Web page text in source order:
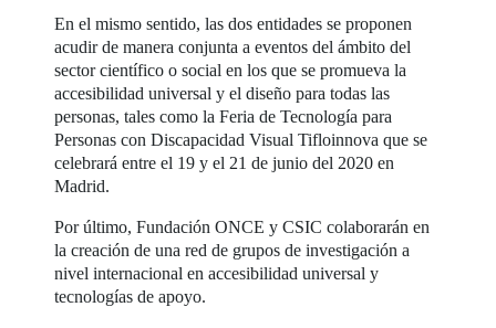
En el mismo sentido, las dos entidades se proponen
acudir de manera conjunta a eventos del ámbito del
sector científico o social en los que se promueva la
accesibilidad universal y el diseño para todas las
personas, tales como la Feria de Tecnología para
Personas con Discapacidad Visual Tifloinnova que se
celebrará entre el 19 y el 21 de junio del 2020 en
Madrid.
Por último, Fundación ONCE y CSIC colaborarán en
la creación de una red de grupos de investigación a
nivel internacional en accesibilidad universal y
tecnologías de apoyo.